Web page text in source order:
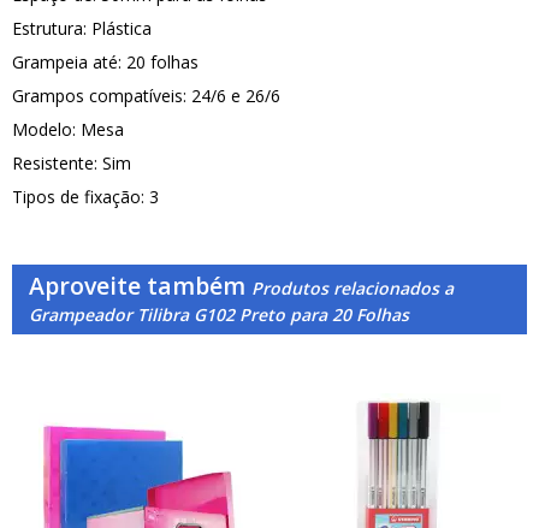
Estrutura: Plástica
Grampeia até: 20 folhas
Grampos compatíveis: 24/6 e 26/6
Modelo: Mesa
Resistente: Sim
Tipos de fixação: 3
Aproveite também Produtos relacionados a
Grampeador Tilibra G102 Preto para 20 Folhas